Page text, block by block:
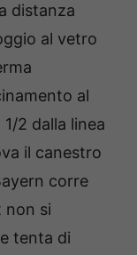
distanza
al vetro
al
2 dalla linea
il canestro
corre
non si
tenta di